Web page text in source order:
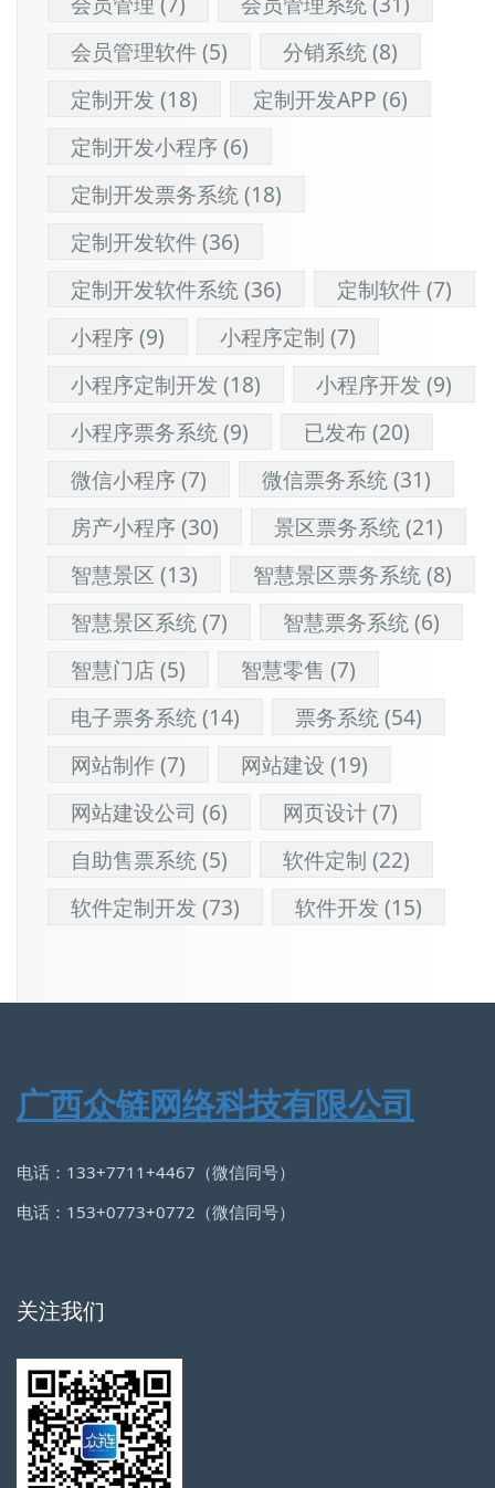
会员管理软件(5) 分销系统(8)
定制开发 (18) 定制开发APP (6)
定制开发小程序(6)
定制开发票务系统(18)
定制开发软件(36)
定制开发软件系统(36) 定制软件(7)
小程序(9) 小程序定制 (7)
小程序定制开发 (18) 小程序开发 (9)
小程序票务系统(9) 已发布(20)
微信小程序(7) 微信票务系统(31)
房产小程序(30) 景区票务系统(21)
智慧景区 (13) 智慧景区票务系统(8)
智慧景区系统(7) 智慧票务系统(6)
智慧门店(5) 智慧零售 (7)
电子票务系统(14) 票务系统(54)
网站制作(7) 网站建设 (19)
网站建设公司 (6) 网页设计(7)
自助售票系统(5) 软件定制 (22)
软件定制开发 (73) 软件开发 (15)
广西众链网络科技有限公司
电话：133+7711+4467（微信同号）
电话：153+0773+0772（微信同号）
关注我们